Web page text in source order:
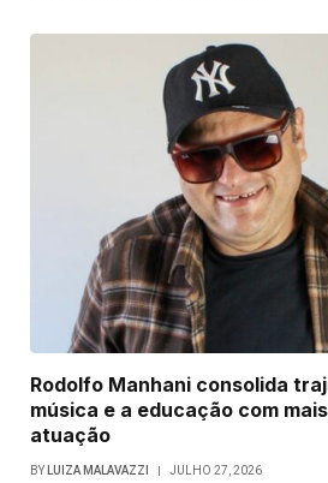
Rodolfo Manhani consolida
música e a educação com
atuação
BY LUIZA MALAVAZZI JULHO 27, 2026